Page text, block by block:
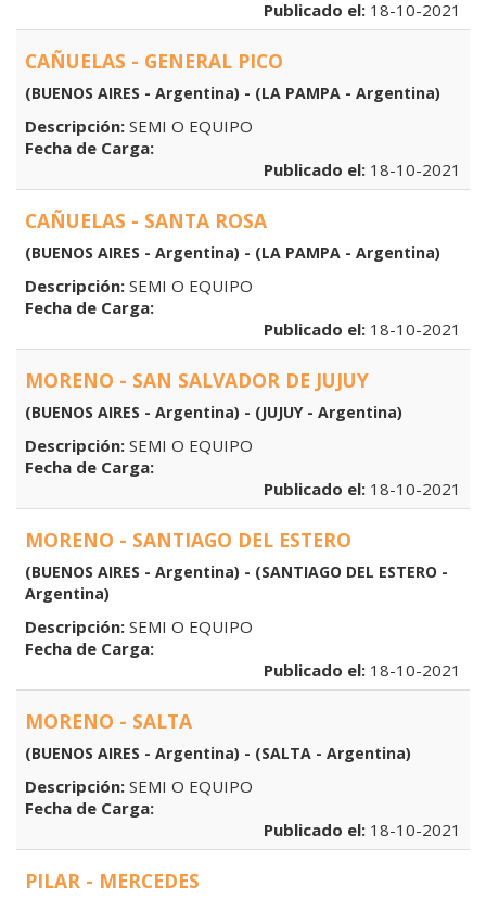
Publicado el: 18-10-2021
CAÑUELAS - GENERAL PICO
(BUENOS AIRES - Argentina) - (LA PAMPA - Argentina)
Descripción: SEMI O EQUIPO
Fecha de Carga:
Publicado el: 18-10-2021
CAÑUELAS - SANTA ROSA
(BUENOS AIRES - Argentina) - (LA PAMPA - Argentina)
Descripción: SEMI O EQUIPO
Fecha de Carga:
Publicado el: 18-10-2021
MORENO - SAN SALVADOR DE JUJUY
(BUENOS AIRES - Argentina) - (JUJUY - Argentina)
Descripción: SEMI O EQUIPO
Fecha de Carga:
Publicado el: 18-10-2021
MORENO - SANTIAGO DEL ESTERO
(BUENOS AIRES - Argentina) - (SANTIAGO DEL ESTERO -
Argentina)
Descripción: SEMI O EQUIPO
Fecha de Carga:
Publicado el: 18-10-2021
MORENO - SALTA
(BUENOS AIRES - Argentina) - (SALTA - Argentina)
Descripción: SEMI O EQUIPO
Fecha de Carga:
Publicado el: 18-10-2021
PILAR - MERCEDES